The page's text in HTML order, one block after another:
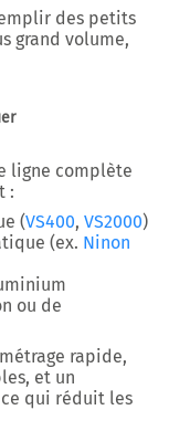
des petits
grand volume,
ligne complète
:
(VS400, VS2000)
(ex. Ninon
ou de
rapide,
et un
ce qui réduit les